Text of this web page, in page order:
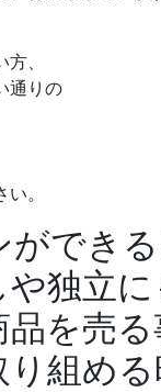
、
通りの
。
ができる
や独立に
品を売る
組める